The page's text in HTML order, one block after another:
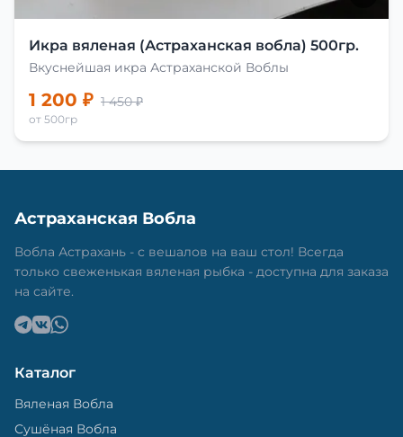
Икра вяленая (Астраханская вобла) 500гр.
Вкуснейшая икра Астраханской Воблы
1 200 ₽ 1 450 ₽
от 500гр
Астраханская Вобла
Вобла Астрахань - с вешалов на ваш стол! Всегда
только свеженькая вяленая рыбка - доступна для заказа
на сайте.
Каталог
Вяленая Вобла
Сушёная Вобла